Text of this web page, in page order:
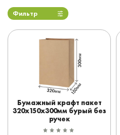
Фильтр
Бумажный крафт пакет
320x150x300мм бурый без
ручек